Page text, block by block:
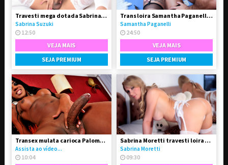
Travesti mega dotada Sabrina Suzuki em vídeo solo
Sabrina Suzuki
12:50
VEJA MAIS
SEJA PREMIUM
Trans loira Samantha Paganelli fodeu seu amigo passivo
Samantha Paganelli
24:50
VEJA MAIS
SEJA PREMIUM
Transex mulata carioca Paloma Dbiath
Assista ao vídeo...
10:04
Sabrina Moretti travesti loira super feminina
Sabrina Moretti
09:30